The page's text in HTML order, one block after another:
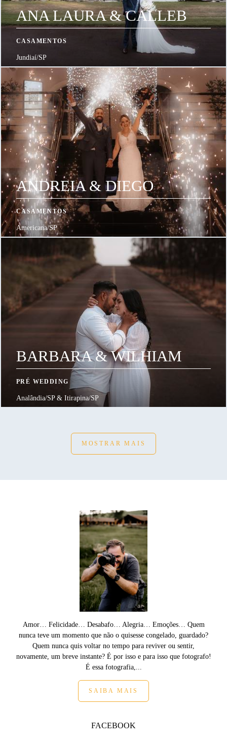
ANA LAURA & CALLEB
CASAMENTOS
Jundiaí/SP
ANDREIA & DIEGO
CASAMENTOS
Americana/SP
BARBARA & WILHIAM
PRÉ WEDDING
Analândia/SP & Itirapina/SP
MOSTRAR MAIS
Amor… Felicidade… Desabafo… Alegria… Emoções… Quem
nunca teve um momento que não o quisesse congelado, guardado?
Quem nunca quis voltar no tempo para reviver ou sentir,
novamente, um breve instante? É por isso e para isso que fotografo!
É essa fotografia,...
SAIBA MAIS
FACEBOOK